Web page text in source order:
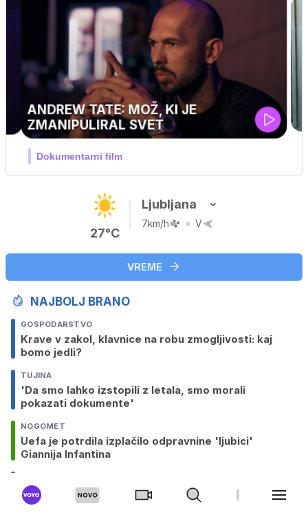
UEFA SUPERPOKAL
V živo na VOYO: sreda ob 20.30
27°C
Ljubljana
7km/h V
VREME
NAJBOLJ BRANO
GOSPODARSTVO
Krave v zakol, klavnice na robu zmogljivosti: kaj
bomo jedli?
TUJINA
'Da smo lahko izstopili z letala, smo morali
pokazati dokumente'
NOGOMET
Uefa je potrdila izplačilo odpravnine 'ljubici'
Giannija Infantina
Soča ponekod presahnila, poniknila tudi Vipava